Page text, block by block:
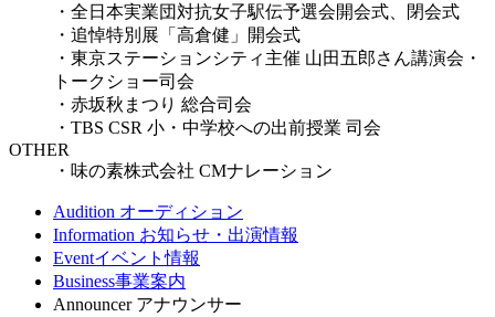
・全日本実業団対抗女子駅伝予選会開会式、閉会式
・追悼特別展「高倉健」開会式
・東京ステーションシティ主催 山田五郎さん講演会・
トークショー司会
・赤坂秋まつり 総合司会
・TBS CSR 小・中学校への出前授業 司会
OTHER
・味の素株式会社 CMナレーション
Audition オーディション
Information お知らせ・出演情報
Eventイベント情報
Business事業案内
Announcer アナウンサー